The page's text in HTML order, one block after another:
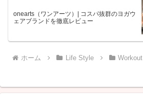
onearts（ワンアーツ）| コスパ抜群のヨガウ
ェアブランドを徹底レビュー
ホーム Life Style Workout